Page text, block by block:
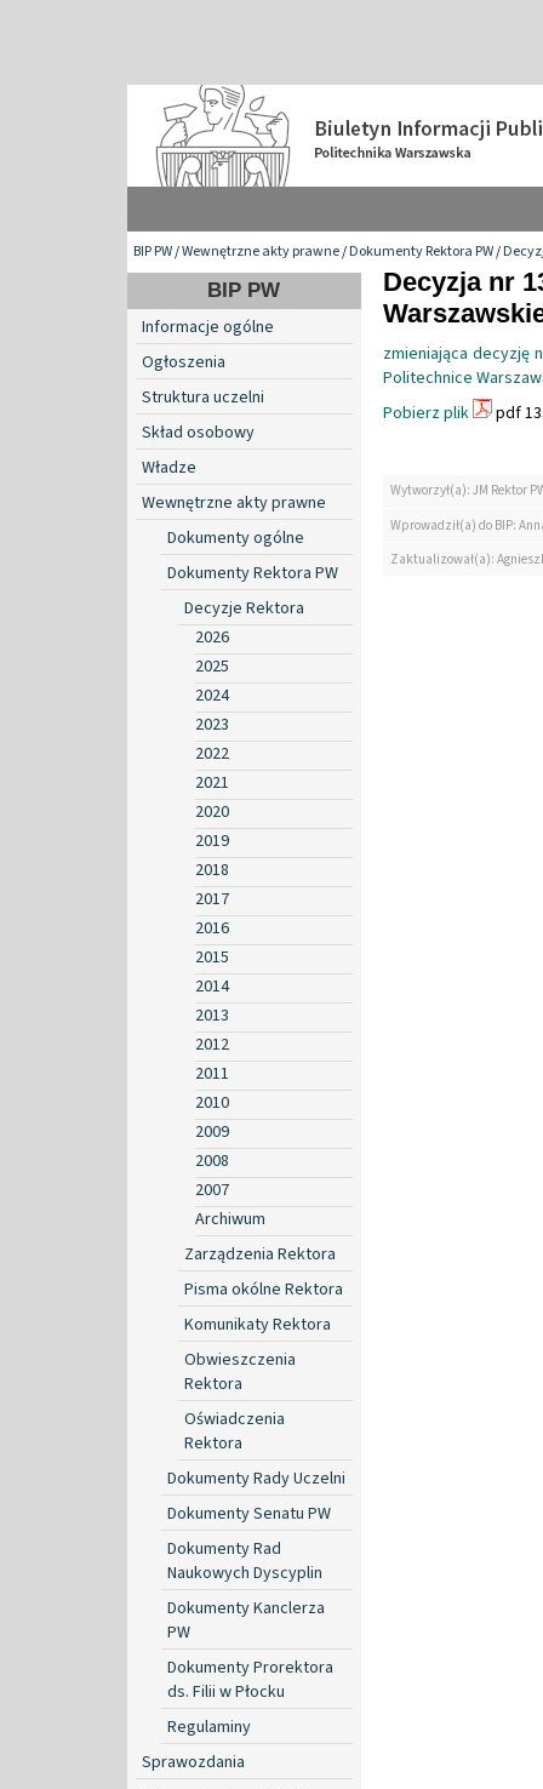
BIP PW/Wewnętrzne akty prawne/Dokumenty Rektora PW/
BIP PW
Informacje ogólne
Ogłoszenia
Struktura uczelni
Skład osobowy
Władze
Wewnętrzne akty prawne
Dokumenty ogólne
Dokumenty Rektora PW
Decyzje Rektora
2026
2025
2024
2023
2022
2021
2020
2019
2018
2017
2016
2015
2014
2013
2012
2011
2010
2009
2008
2007
Archiwum
Zarządzenia Rektora
Pisma okólne Rektora
Komunikaty Rektora
Obwieszczenia
Rektora
Oświadczenia
Rektora
Dokumenty Rady Uczelni
Dokumenty Senatu PW
Dokumenty Rad
Naukowych Dyscyplin
Dokumenty Kanclerza
PW
Dokumenty Prorektora
ds. Filii w Płocku
Regulaminy
Sprawozdania
Decyzja nr
zmieniająca decyzję
Politechnice
Pobierz plik
pdf
Wytworzył(a): JM Rektor
Wprowadził(a) do BIP:
Zaktualizował(a):